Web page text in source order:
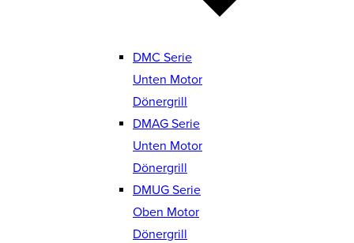
DMC Serie
Unten Motor
Dönergrill
DMAG Serie
Unten Motor
Dönergrill
DMUG Serie
Oben Motor
Dönergrill